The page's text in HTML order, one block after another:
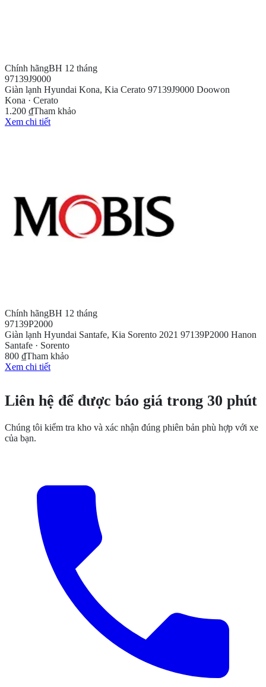
Chính hãngBH 12 tháng
97139J9000
Giàn lạnh Hyundai Kona, Kia Cerato 97139J9000 Doowon
Kona · Cerato
1.200 ₫Tham khảo
Xem chi tiết
Chính hãngBH 12 tháng
97139P2000
Giàn lạnh Hyundai Santafe, Kia Sorento 2021 97139P2000 Hanon
Santafe · Sorento
800 ₫Tham khảo
Xem chi tiết
Liên hệ để được báo giá trong 30 phút
Chúng tôi kiểm tra kho và xác nhận đúng phiên bản phù hợp với xe
của bạn.